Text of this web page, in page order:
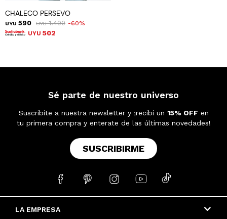
CHALECO PERSEVO
UYU 590 UYU 1.490 60
UYU 502
LA EMPRESA
Sé parte de nuestro universo
Suscribite a nuestra newsletter y ¡recibí un 15% OFF en
tu primera compra y enterate de las últimas novedades!
SUSCRIBIRME
    